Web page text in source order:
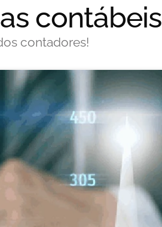
contábeis
contadores!